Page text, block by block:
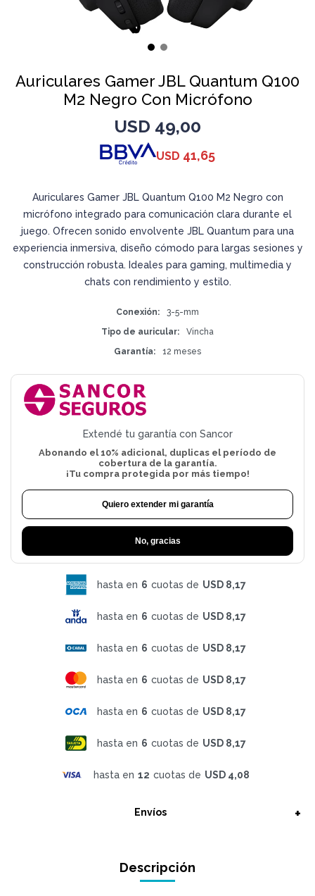
Auriculares Gamer JBL Quantum Q100
M2 Negro Con Micrófono
USD 49,00
USD 41,65
Auriculares Gamer JBL Quantum Q100 M2 Negro con
micrófono integrado para comunicación clara durante el
juego. Ofrecen sonido envolvente JBL Quantum para una
experiencia inmersiva, diseño cómodo para largas sesiones y
construcción robusta. Ideales para gaming, multimedia y
chats con rendimiento y estilo.
Conexión
3-5-mm
Tipo de auricular
Vincha
Garantía
12 meses
Extendé tu garantía con Sancor
Abonando el 10% adicional, duplicas el período de
cobertura de la garantía.
¡Tu compra protegida por más tiempo!
Quiero extender mi garantía
No, gracias
hasta en 6 cuotas de USD 8,17
hasta en 6 cuotas de USD 8,17
hasta en 6 cuotas de USD 8,17
hasta en 6 cuotas de USD 8,17
hasta en 6 cuotas de USD 8,17
hasta en 6 cuotas de USD 8,17
hasta en 12 cuotas de USD 4,08
Envíos
Descripción